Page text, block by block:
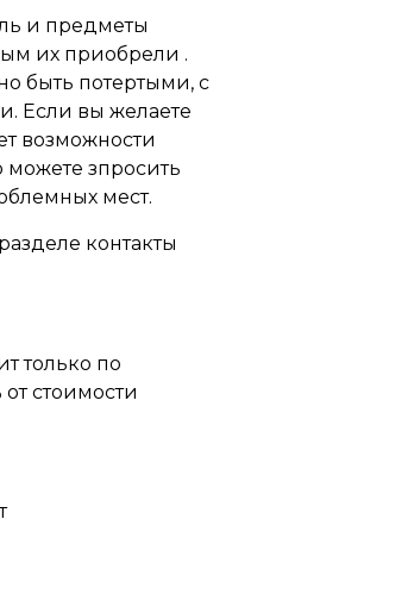
и предметы
их приобрели .
быть потертыми, с
Если вы желаете
возможности
можете зпросить
мест.
контакты
только по
стоимости